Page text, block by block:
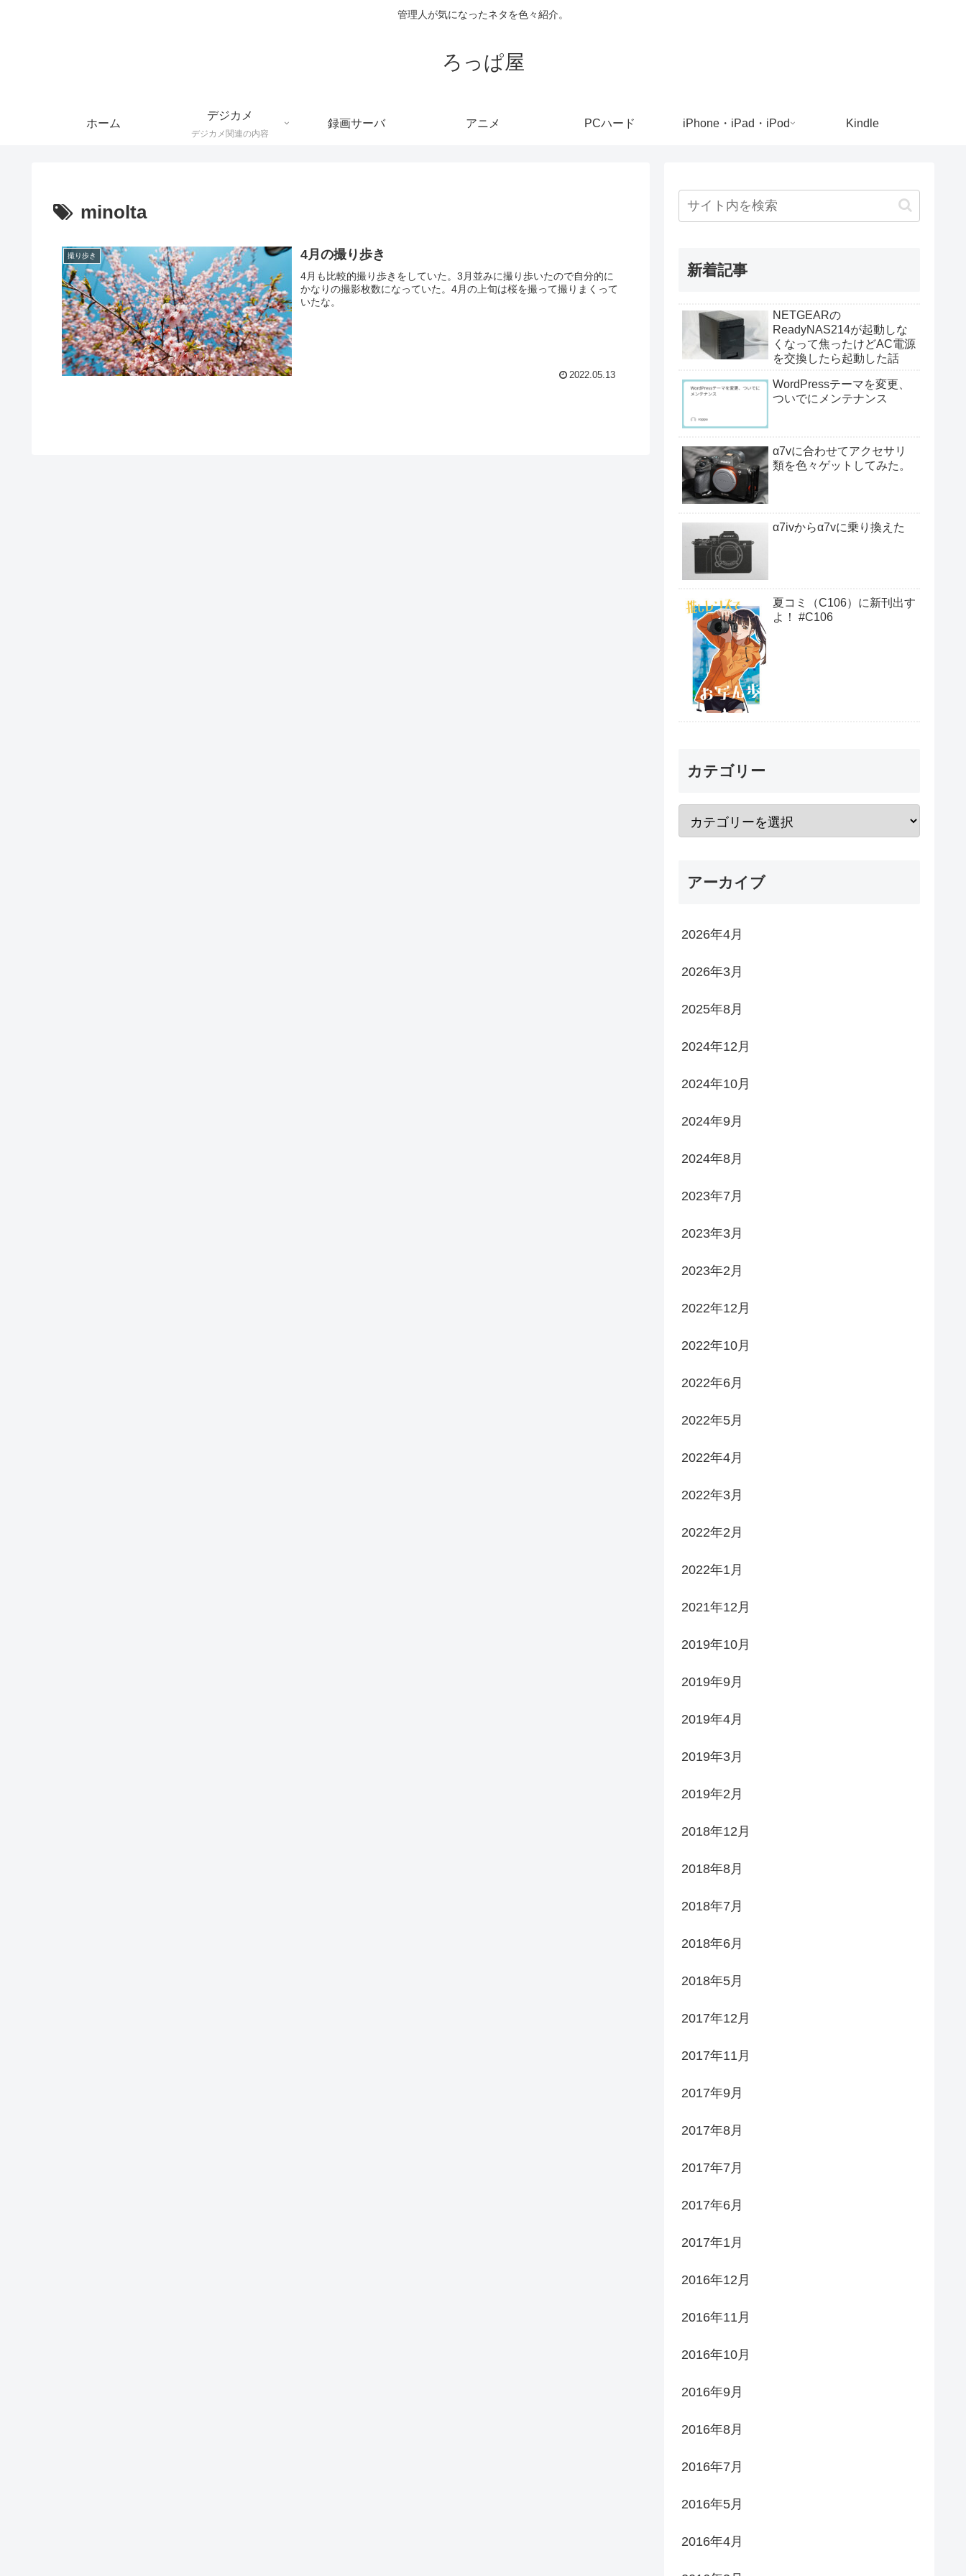
管理人が気になったネタを色々紹介。
ろっぱ屋
ホーム
デジカメ
デジカメ関連の内容
録画サーバ アニメ PCハード iPhone・iPad・iPod Kindle
minolta
撮り歩き 4月の撮り歩き
4月も比較的撮り歩きをしていた。3月並みに撮り歩いたので自分的に
かなりの撮影枚数になっていた。4月の上旬は桜を撮って撮りまくって
いたな。
2022.05.13
新着記事
NETGEARの
ReadyNAS214が起動しな
くなって焦ったけどAC電源
を交換したら起動した話
WordPressテーマを変更、
ついでにメンテナンス
α7vに合わせてアクセサリ
類を色々ゲットしてみた。
α7ivからα7vに乗り換えた
夏コミ（C106）に新刊出す
よ！ #C106
カテゴリー
アーカイブ
2026年4月
2026年3月
2025年8月
2024年12月
2024年10月
2024年9月
2024年8月
2023年7月
2023年3月
2023年2月
2022年12月
2022年10月
2022年6月
2022年5月
2022年4月
2022年3月
2022年2月
2022年1月
2021年12月
2019年10月
2019年9月
2019年4月
2019年3月
2019年2月
2018年12月
2018年8月
2018年7月
2018年6月
2018年5月
2017年12月
2017年11月
2017年9月
2017年8月
2017年7月
2017年6月
2017年1月
2016年12月
2016年11月
2016年10月
2016年9月
2016年8月
2016年7月
2016年5月
2016年4月